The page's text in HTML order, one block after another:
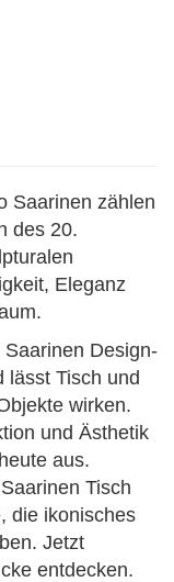
Saarinen zählen
des 20.
Eleganz
Design-
lässt Tisch und
wirken.
und Ästhetik
aus.
Tisch
die ikonisches
Jetzt
entdecken.